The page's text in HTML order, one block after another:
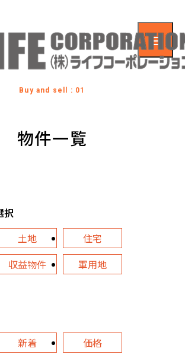
Buy and sell : 01
物件一覧
択
土地
住宅
収益物件
軍用地
新着
価格